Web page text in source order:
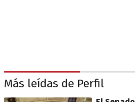
Más leídas de Perfil